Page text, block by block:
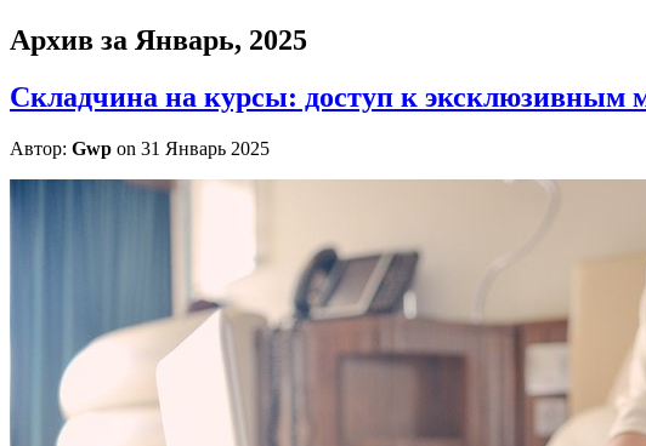
Архив за Январь, 2025
Складчина на курсы: доступ к эксклюзивным
Автор: Gwp on 31 Январь 2025